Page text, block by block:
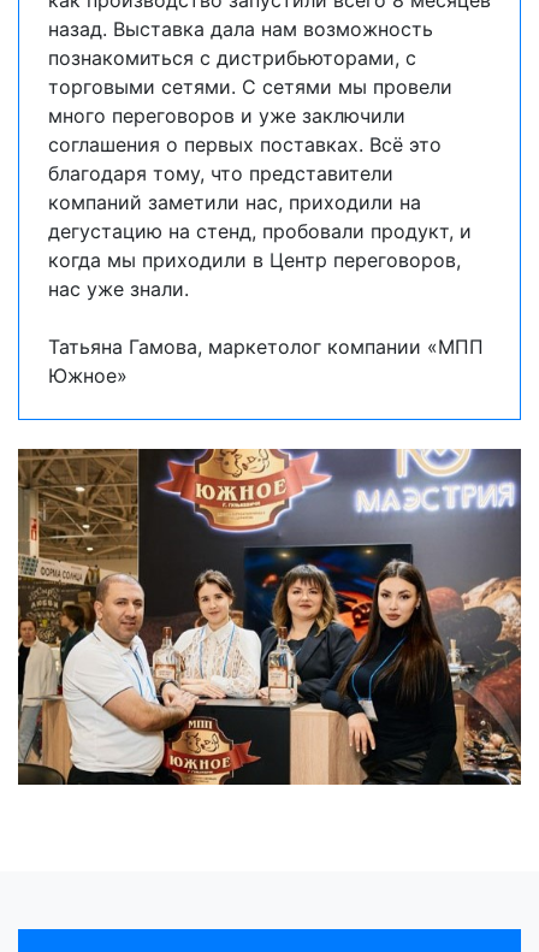
назад. Выставка дала нам возможность
познакомиться с дистрибьюторами, с
торговыми сетями. С сетями мы провели
много переговоров и уже заключили
соглашения о первых поставках. Всё это
благодаря тому, что представители
компаний заметили нас, приходили на
дегустацию на стенд, пробовали продукт, и
когда мы приходили в Центр переговоров,
нас уже знали.
Татьяна Гамова, маркетолог компании «МПП
Южное»